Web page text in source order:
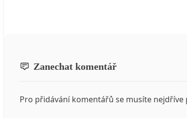
Zanechat komentář
Pro přidávání komentářů se musíte nejdříve